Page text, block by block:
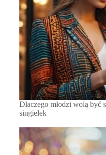
Dlaczego młodzi wolą być
singielek